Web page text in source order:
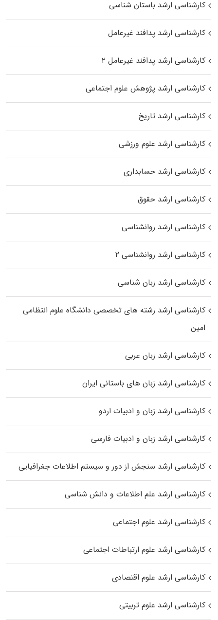
کارشناسی ارشد باستان شناسی
کارشناسی ارشد پدافند غیرعامل
کارشناسی ارشد پدافند غیرعامل ۲
کارشناسی ارشد پژوهش علوم اجتماعی
کارشناسی ارشد تاریخ
کارشناسی ارشد علوم ورزشی
کارشناسی ارشد حسابداری
کارشناسی ارشد حقوق
کارشناسی ارشد روانشناسی
کارشناسی ارشد روانشناسی ۲
کارشناسی ارشد زبان شناسی
کارشناسی ارشد رﺷﺘﻪ ﻫﺎی تخصصی داﻧﺸﮕﺎه ﻋﻠﻮم انتظامی
اﻣﻴﻦ
کارشناسی ارشد زبان عربی
کارشناسی ارشد زبان‌ های باستانی ایران
کارشناسی ارشد زبان و ادبیات اردو
کارشناسی ارشد زبان و ادبیات فارسی
کارشناسی ارشد سنجش از دور و سیستم اطلاعات جغرافیایی
کارشناسی ارشد علم اطلاعات و دانش شناسی
کارشناسی ارشد علوم اجتماعی
کارشناسی ارشد علوم ارتباطات اجتماعی
کارشناسی ارشد علوم اقتصادی
کارشناسی ارشد علوم تربیتی